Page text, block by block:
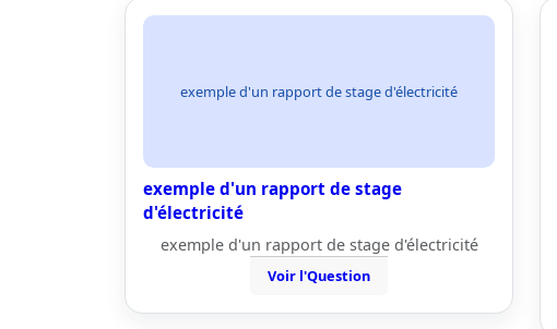
exemple d'un rapport de stage d'électricité
exemple d'un rapport de stage
d'électricité
exemple d'un rapport de stage d'électricité
Voir l'Question